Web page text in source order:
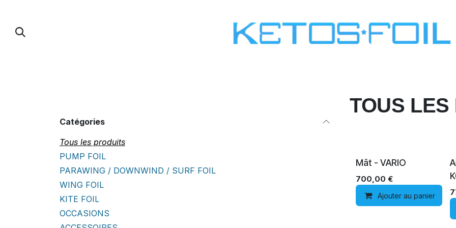
Catégories
Tous les produits
PUMP FOIL
PARAWING / DOWNWIND / SURF FOIL
WING FOIL
KITE FOIL
OCCASIONS
TOUS LES
Mât - VARIO
700,00 €
Ajouter au panier